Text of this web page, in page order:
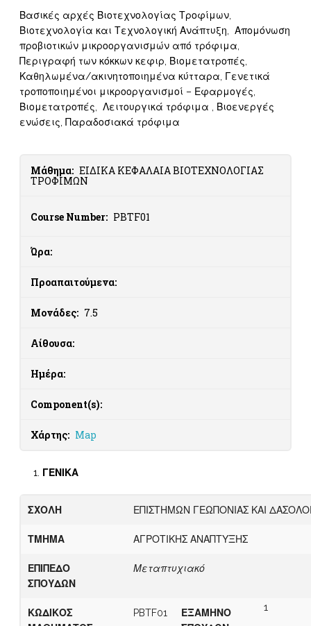
Βασικές αρχές Βιοτεχνολογίας Τροφίμων,
Βιοτεχνολογία και Τεχνολογική Ανάπτυξη, Απομόνωση
προβιοτικών μικροοργανισμών από τρόφιμα,
Περιγραφή των κόκκων κεφιρ, Βιομετατροπές,
Καθηλωμένα/ακινητοποιημένα κύτταρα, Γενετικά
τροποποιημένοι μικροοργανισμοί – Εφαρμογές,
Βιομετατροπές, Λειτουργικά τρόφιμα , Βιοενεργές
ενώσεις, Παραδοσιακά τρόφιμα
Μάθημα: ΕΙΔΙΚΑ ΚΕΦΑΛΑΙΑ ΒΙΟΤΕΧΝΟΛΟΓΙΑΣ
ΤΡΟΦΙΜΩΝ
Course Number: PBTF01
Ώρα:
Προαπαιτούμενα:
Μονάδες: 7.5
Αίθουσα:
Ημέρα:
Component(s):
Χάρτης: Map
ΓΕΝΙΚΑ
ΣΧΟΛΗ ΕΠΙΣΤΗΜΩΝ ΓΕΩΠΟΝΙΑΣ ΚΑΙ
ΤΜΗΜΑ ΑΓΡΟΤΙΚΗΣ ΑΝΑΠΤΥΞΗΣ
ΕΠ Π ΕΔΟ
ΣΠΟΥΔΩΝ
Μεταπτυχιακό
ΚΩΔΙΚΟΣ
PBTF01 ΕΞΑΜΗΝΟ
1